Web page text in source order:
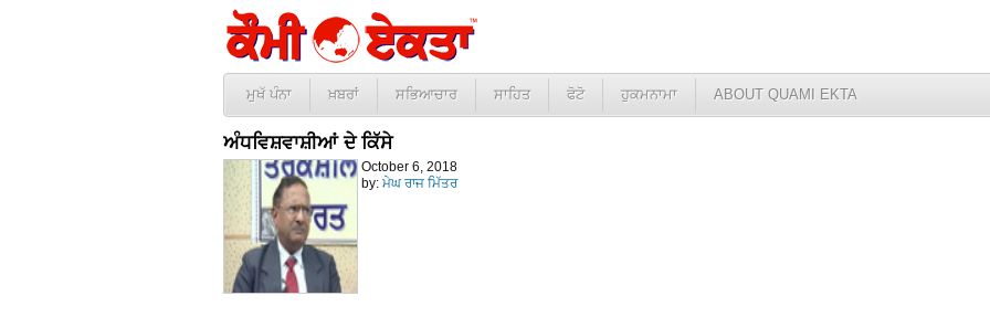
ਮੁਖੱ ਪੰਨਾ ਖ਼ਬਰਾਂ ਸਭਿਆਚਾਰ ਸਾਹਿਤ ਫੋਟੋ ਹੁਕਮਨਾਮਾ ABOUT QUAMI EKTA
ਅੰਧਵਿਸ਼ਵਾਸ਼ੀਆਂ ਦੇ ਕਿੱਸੇ
October 6, 2018
by: ਮੇਘ ਰਾਜ ਮਿੱਤਰ